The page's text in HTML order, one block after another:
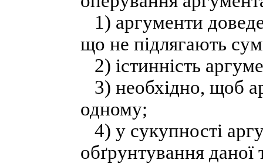
1) аргументи
що не підлягають
2) істинність
3) необхідно, щоб
одному;
4) у сукупності
обґрунтування даної